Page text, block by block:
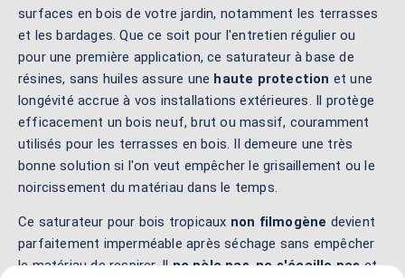
surfaces en bois de votre jardin, notamment les terrasses
et les bardages. Que ce soit pour l'entretien régulier ou
pour une première application, ce saturateur à base de
résines, sans huiles assure une haute protection et une
longévité accrue à vos installations extérieures. Il protège
efficacement un bois neuf, brut ou massif, couramment
utilisés pour les terrasses en bois. Il demeure une très
bonne solution si l'on veut empêcher le grisaillement ou le
noircissement du matériau dans le temps.
Ce saturateur pour bois tropicaux non filmogène devient
parfaitement imperméable après séchage sans empêcher
le matériau de respirer. Ilne pèle pas,ne s'écaille paset